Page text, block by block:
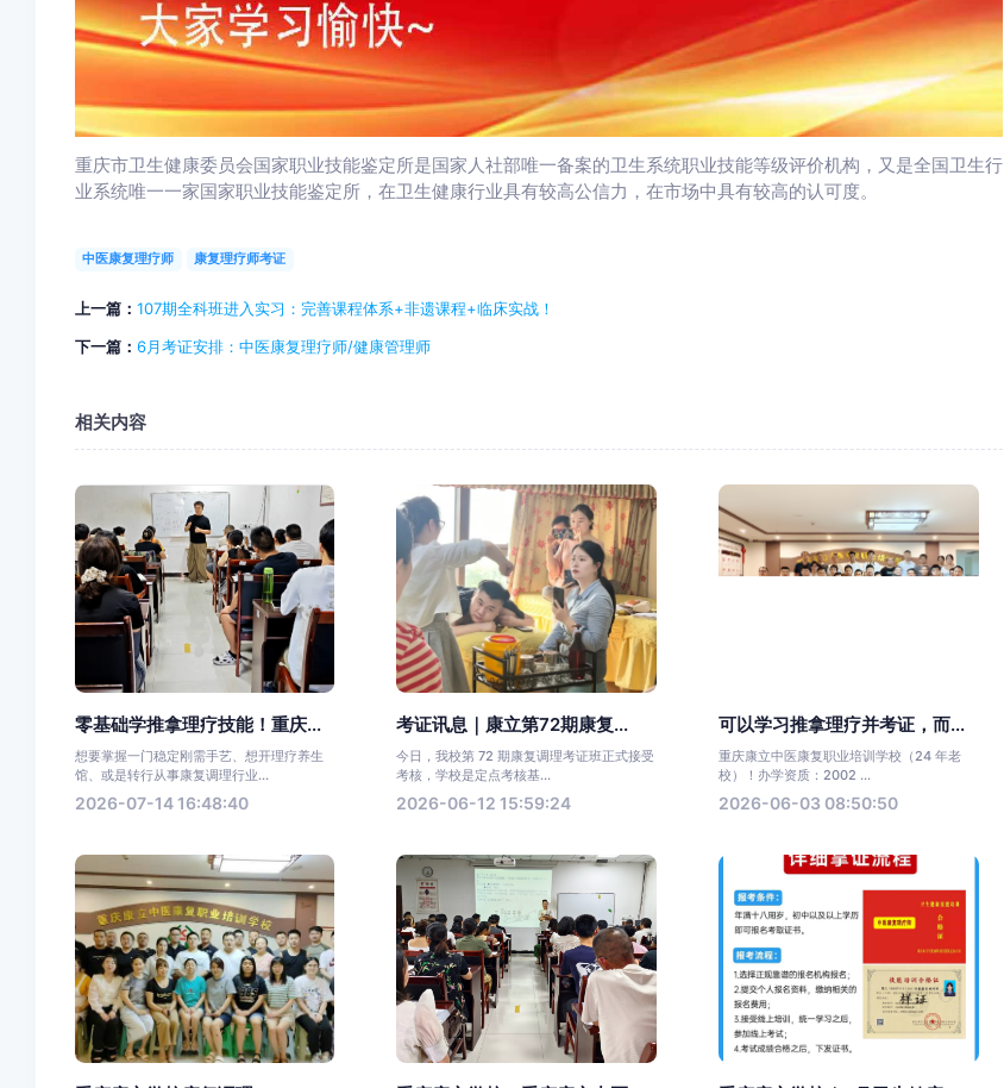
重庆市卫生健康委员会国家职业技能鉴定所是国家人社部唯一备案的卫生系统职业技能等级评价机构，又是全国卫生行
业系统唯一一家国家职业技能鉴定所，在卫生健康行业具有较高公信力，在市场中具有较高的认可度。
中医康复理疗师 康复理疗师考证
上一篇： 107期全科班进入实习：完善课程体系+非遗课程+临床实战！
下一篇： 6月考证安排：中医康复理疗师/健康管理师
相关内容
零基础学推拿理疗技能！重庆...
想要掌握一门稳定刚需手艺、想开理疗养生
馆、或是转行从事康复调理行业...
2026-07-14 16:48:40
考证讯息｜康立第72期康复...
今日，我校第 72 期康复调理考证班正式接受
考核，学校是定点考核基...
2026-06-12 15:59:24
可以学习推拿理疗并考证，而...
重庆康立中医康复职业培训学校（24 年老
校）！办学资质：2002 ...
2026-06-03 08:50:50